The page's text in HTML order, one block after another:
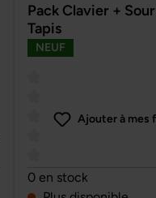
Pack Clavier +
Tapis
NEUF
Note moyenne de 0
Ajouter à mes
0 en stock